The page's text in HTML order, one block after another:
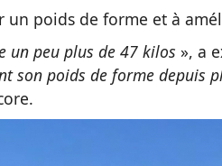
un poids de forme et à
un peu plus de 47 kilos », a
son poids de forme depuis